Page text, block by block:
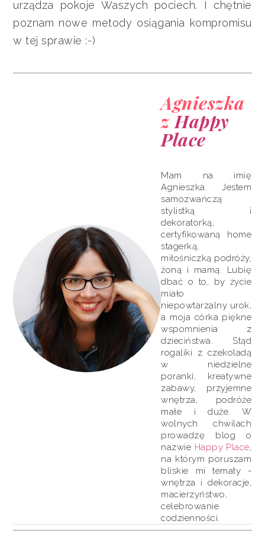
urządza pokoje Waszych pociech. I chętnie
poznam nowe metody osiągania kompromisu
w tej sprawie :-)
Agnieszka
zHappy
Place
Mam na imię
Agnieszka. Jestem
samozwańczą
stylistką i
dekoratorką,
certyfikowaną home
stagerką,
miłośniczką podróży,
żoną i mamą. Lubię
dbać o to, by życie
miało
niepowtarzalny urok,
a moja córka piękne
wspomnienia z
dzieciństwa. Stąd
rogaliki z czekoladą
w niedzielne
poranki, kreatywne
zabawy, przyjemne
wnętrza, podróże
małe i duże. W
wolnych chwilach
prowadzę blog o
nazwie Happy Place,
na którym poruszam
bliskie mi tematy -
wnętrza i dekoracje,
macierzyństwo,
celebrowanie
codzienności.